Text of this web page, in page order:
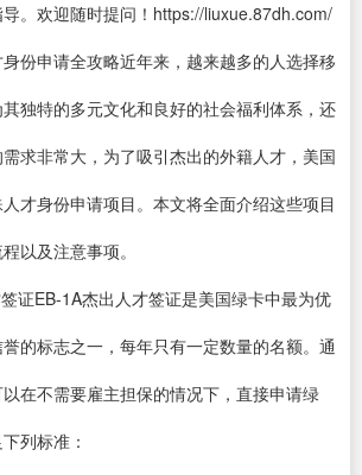
。欢迎随时提问！https://liuxue.87dh.com/
份申请全攻略近年来，越来越多的人选择移
独特的多元文化和良好的社会福利体系，还
求非常大，为了吸引杰出的外籍人才，美国
才身份申请项目。本文将全面介绍这些项目
以及注意事项。
证EB-1A杰出人才签证是美国绿卡中最为优
的标志之一，每年只有一定数量的名额。通
在不需要雇主担保的情况下，直接申请绿
列标准：